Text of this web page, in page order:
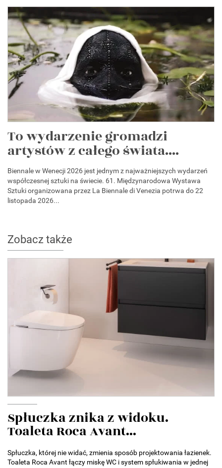
To wydarzenie gromadzi
artystów z całego świata....
Biennale w Wenecji 2026 jest jednym z najważniejszych wydarzeń
współczesnej sztuki na świecie. 61. Międzynarodowa Wystawa
Sztuki organizowana przez La Biennale di Venezia potrwa do 22
listopada 2026...
Zobacz także
Spłuczka znika z widoku.
Toaleta Roca Avant...
Spłuczka, której nie widać, zmienia sposób projektowania łazienek.
Toaleta Roca Avant łączy miskę WC i system spłukiwania w jednej